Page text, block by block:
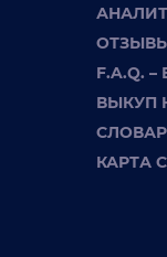
1 - КОМНАТНАЯ
ул.
Европа»)
г. Минск ул.
Алфёрова, 9
F.A.Q.
ВЫКУП
КАРТА